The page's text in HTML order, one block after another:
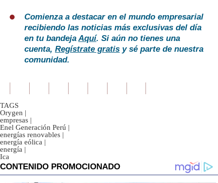
Comienza a destacar en el mundo empresarial
recibiendo las noticias más exclusivas del día
en tu bandejaAquí. Si aún no tienes una
cuenta, Regístrate gratis y sé parte de nuestra
comunidad.
TAGS
Orygen |
empresas |
Enel Generación Perú |
energías renovables |
energía eólica |
energía |
Ica